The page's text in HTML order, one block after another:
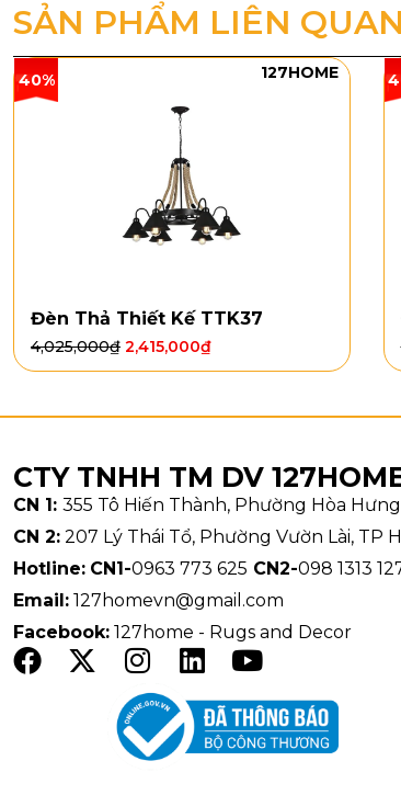
SẢN PHẨM LIÊN QUAN
40% 127HOME
Đèn Thả Thiết Kế TTK37
4,025,000₫ 2,415,000₫
CTY TNHH TM DV
CN 1: 355 Tô Hiến Thành, Phường Hòa
CN 2: 207 Lý Thái Tổ, Phường Vườn Lài, TP
Hotline: CN1-0963 773 625 CN2-098 1313
Email: 127homevn@gmail.com
Facebook: 127home - Rugs and Decor